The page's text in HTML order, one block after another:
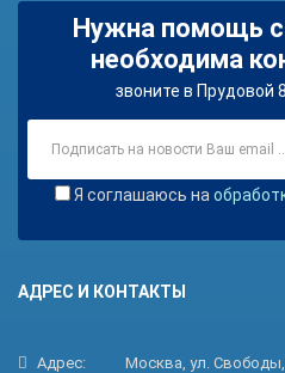
Нужна помощь
необходима
звоните в Прудовой
Я соглашаюсь на
АДРЕС И КОНТАКТЫ
Адрес: Москва, ул. Свободы,